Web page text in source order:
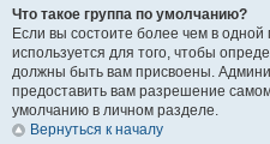
Что такое группа по умолчанию?
Если вы состоите более чем в
используется для того, чтобы
должны быть вам присвоены.
предоставить вам разрешение
умолчанию в личном разделе.
Вернуться к началу